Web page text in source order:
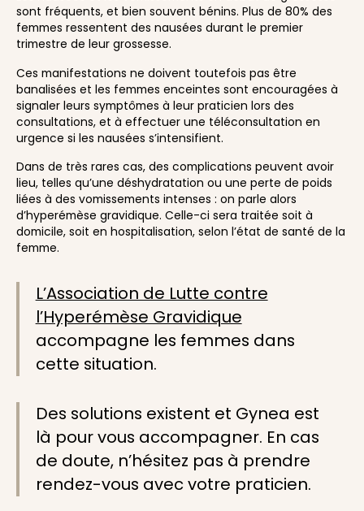
sont fréquents, et bien souvent bénins. Plus de 80% des
femmes ressentent des nausées durant le premier
trimestre de leur grossesse.
Ces manifestations ne doivent toutefois pas être
banalisées et les femmes enceintes sont encouragées à
signaler leurs symptômes à leur praticien lors des
consultations, et à effectuer une téléconsultation en
urgence si les nausées s’intensifient.
Dans de très rares cas, des complications peuvent avoir
lieu, telles qu’une déshydratation ou une perte de poids
liées à des vomissements intenses : on parle alors
d’hyperémèse gravidique. Celle-ci sera traitée soit à
domicile, soit en hospitalisation, selon l’état de santé de la
femme.
L’Association de Lutte contre
l’Hyperémèse Gravidique
accompagne les femmes dans
cette situation.
Des solutions existent et Gynea est
là pour vous accompagner. En cas
de doute, n’hésitez pas à prendre
rendez-vous avec votre praticien.